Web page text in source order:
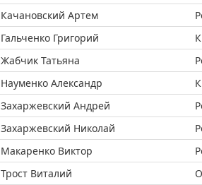
Качановский Артем
Гальченко Григорий
Жабчик Татьяна
Науменко Александр
Захаржевский Андрей
Захаржевский Николай
Макаренко Виктор
Трост Виталий